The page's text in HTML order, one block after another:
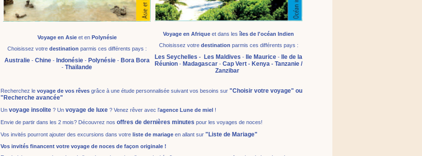
Voyage en Asieet en Polynésie
Choisissez votre destination parmis ces différents pays :
Australie - Chine - Indonésie - Polynésie- Bora Bora
- Thaïlande
Voyage en Afrique et dans lesîles de l'océan Indien
Choisissez votre destination parmis ces différents pays :
Les Seychelles - Les Maldives - Ile Maurice -
Ile de la
Réunion - Madagascar - Cap Vert - Kenya - Tanzanie /
Zanzibar
Recherchez le voyage de vos rêves grâce à une étude personnalisée suivant vos besoins sur "Choisir votre voyage" ou
"Recherche avancée"
Un voyage insolite ? Un voyage de luxe ? Venez rêver avec l'agence Lune de miel !
Envie de partir dans les 2 mois? Découvrez nos offres de dernières minutes pour les voyages de noces!
Vos invités pourront ajouter des excursions dans votre liste de mariage en allant sur "Liste de Mariage"
Vos invités financent votre voyage de noces de façon originale !